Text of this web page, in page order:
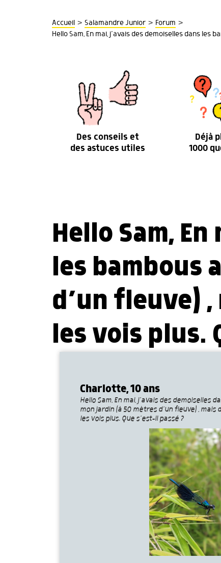
Accueil > Salamandre Junior > Forum >
Hello Sam, En mai, j’avais des demoiselles dans les
Des conseils et
des astuces utiles
Déjà
1000
Hello Sam,
les bambous
d’un fleuve)
les vois plus.
Charlotte, 10 ans
Hello Sam, En mai, j’avais des demoiselles
mon jardin (à 50 mètres d’un fleuve) , mais
les vois plus. Que s’est-il passé ?